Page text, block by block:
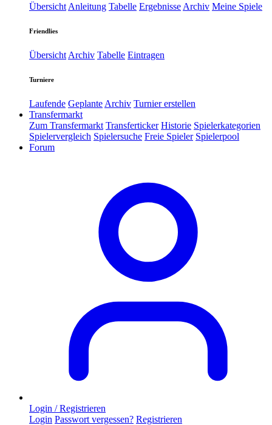
Übersicht Anleitung Tabelle Ergebnisse Archiv Meine Spiele
Friendlies
Übersicht Archiv Tabelle Eintragen
Turniere
Laufende Geplante Archiv Turnier erstellen
Transfermarkt
Zum Transfermarkt Transferticker Historie Spielerkategorien
Spielervergleich Spielersuche Freie Spieler Spielerpool
Forum
Login / Registrieren
Login Passwort vergessen? Registrieren